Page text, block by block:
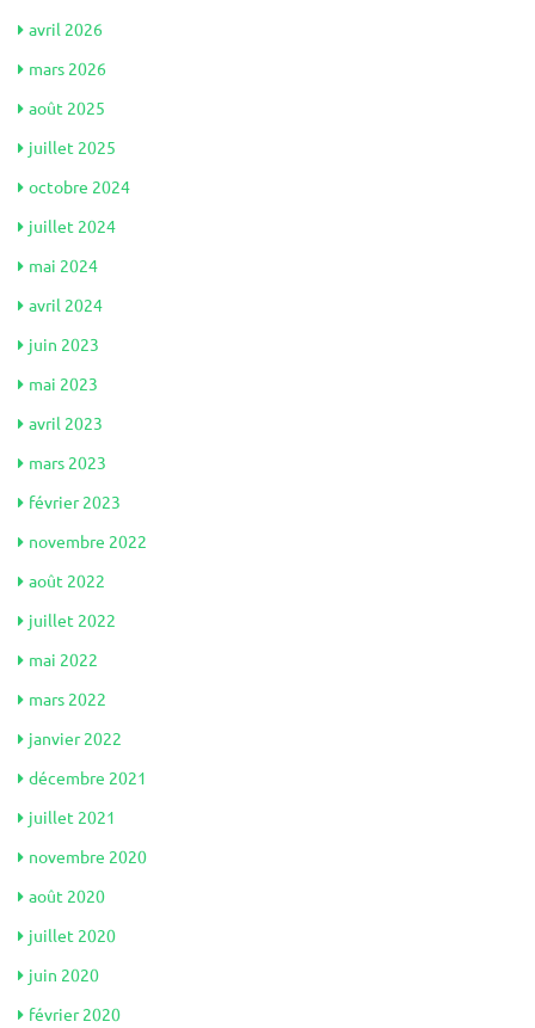
avril 2026
mars 2026
août 2025
juillet 2025
octobre 2024
juillet 2024
mai 2024
avril 2024
juin 2023
mai 2023
avril 2023
mars 2023
février 2023
novembre 2022
août 2022
juillet 2022
mai 2022
mars 2022
janvier 2022
décembre 2021
juillet 2021
novembre 2020
août 2020
juillet 2020
juin 2020
février 2020